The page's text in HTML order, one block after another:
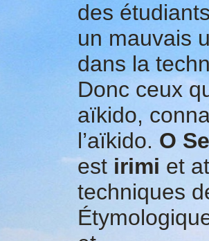
des
un mauvais
dans la
Donc ceux
aïkido,
l’aïkido. O
est irimi et
techniques